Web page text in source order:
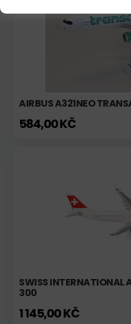
AIRBUS A321NEO
584,00 KČ
SWISS INTERNATIONAL
300
1 145,00 KČ